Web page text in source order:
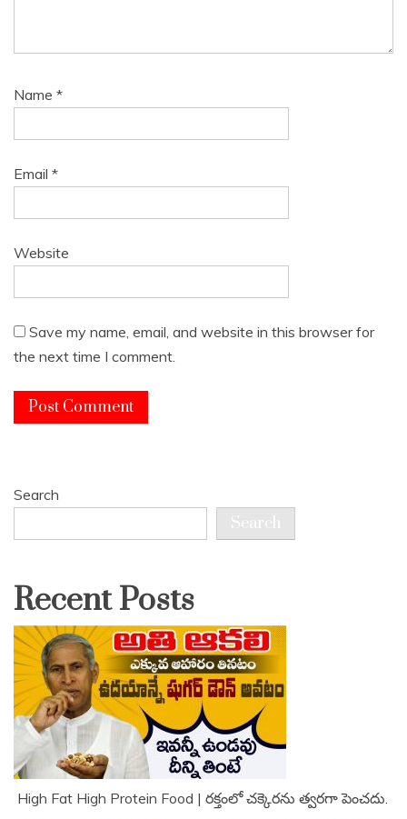
Name *
Email *
Website
Save my name, email, and website in this browser for
the next time I comment.
Search
Search
Recent Posts
High Fat High Protein Food | రక్తంలో చక్కెరను త్వరగా పెంచదు.